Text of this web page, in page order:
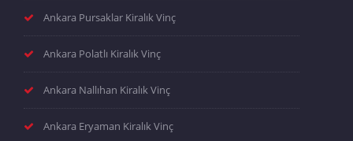
Ankara Pursaklar Kiralık Vinç
Ankara Polatlı Kiralık Vinç
Ankara Nallıhan Kiralık Vinç
Ankara Eryaman Kiralık Vinç